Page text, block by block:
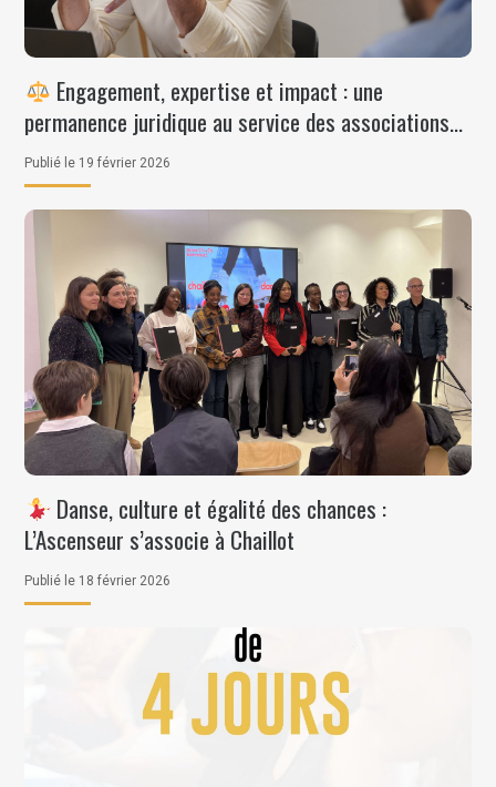
Engagement, expertise et impact : une
permanence juridique au service des associations
de L’Ascenseur
Publié le 19 février 2026
Danse, culture et égalité des chances :
L’Ascenseur s’associe à Chaillot
Publié le 18 février 2026